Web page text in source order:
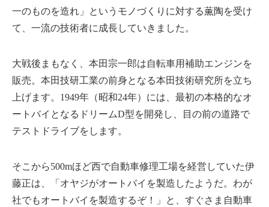
一のものを造れ」というモノづくりに対する薫陶を受け
て、一流の技術者に成長していきました。
大戦後まもなく、本田宗一郎は自転車用補助エンジンを
販売。本田技研工業の前身となる本田技術研究所を立ち
上げます。1949年（昭和24年）には、最初の本格的なオ
ートバイとなるドリームD型を開発し、目の前の道路で
テストドライブをします。
そこから500mほど西で自動車修理工場を経営していた伊
藤正は、「オヤジがオートバイを製造したようだ。わが
社でもオートバイを製造するぞ！」と、すぐさま自動車